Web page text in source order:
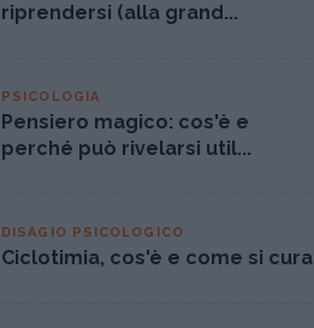
riprendersi (alla grand...
PSICOLOGIA
Pensiero magico: cos'è e
perché può rivelarsi util...
DISAGIO PSICOLOGICO
Ciclotimia, cos'è e come si cura